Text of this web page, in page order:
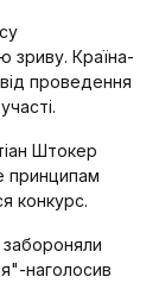
зриву. Країна-
проведення
Штокер
принципам
конкурс.
наголосив